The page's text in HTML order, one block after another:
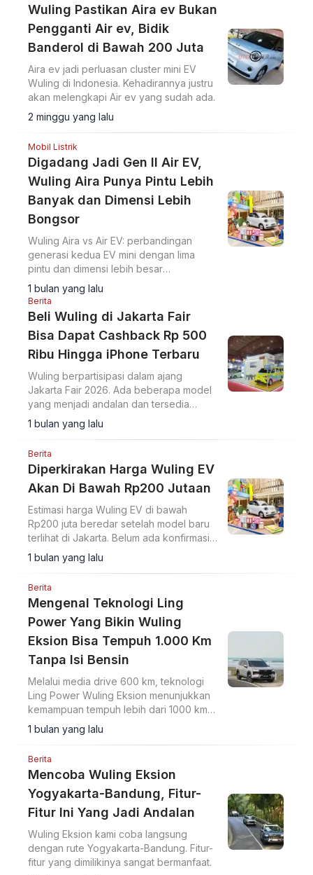
Wuling Pastikan Aira ev Bukan
Pengganti Air ev, Bidik
Banderol di Bawah 200 Juta
Aira ev jadi perluasan cluster mini EV
Wuling di Indonesia. Kehadirannya justru
akan melengkapi Air ev yang sudah ada.
2 minggu yang lalu
Mobil Listrik
Digadang Jadi Gen II Air EV,
Wuling Aira Punya Pintu Lebih
Banyak dan Dimensi Lebih
Bongsor
Wuling Aira vs Air EV: perbandingan
generasi kedua EV mini dengan lima
pintu dan dimensi lebih besar
menggunakan platform Tianyu S.
1 bulan yang lalu
Berita
Beli Wuling di Jakarta Fair
Bisa Dapat Cashback Rp 500
Ribu Hingga iPhone Terbaru
Wuling berpartisipasi dalam ajang
Jakarta Fair 2026. Ada beberapa model
yang menjadi andalan dan tersedia
penawaran menarik selama pameran.
1 bulan yang lalu
Berita
Diperkirakan Harga Wuling EV
Akan Di Bawah Rp200 Jutaan
Estimasi harga Wuling EV di bawah
Rp200 juta beredar setelah model baru
terlihat di Jakarta. Belum ada konfirmasi
resmi dari Wuling Motors Indonesia.
1 bulan yang lalu
Berita
Mengenal Teknologi Ling
Power Yang Bikin Wuling
Eksion Bisa Tempuh 1.000 Km
Tanpa Isi Bensin
Melalui media drive 600 km, teknologi
Ling Power Wuling Eksion menunjukkan
kemampuan tempuh lebih dari 1000 km
dengan PHEV.
1 bulan yang lalu
Berita
Mencoba Wuling Eksion
Yogyakarta-Bandung, Fitur-
Fitur Ini Yang Jadi Andalan
Wuling Eksion kami coba langsung
dengan rute Yogyakarta-Bandung. Fitur-
fitur yang dimilikinya sangat bermanfaat.